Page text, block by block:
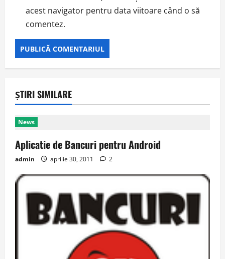
acest navigator pentru data viitoare când o să
comentez.
ȘTIRI SIMILARE
News
Aplicatie de Bancuri pentru Android
admin aprilie 30, 2011 2